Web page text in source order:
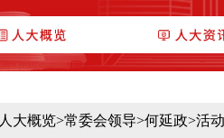
人大概览>常委会领导>何延政>活